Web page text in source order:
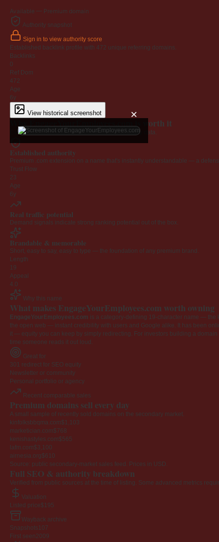
Available — Premium domain
Authority snapshot
Sign in to view authority score
Established backlink profile with 472 unique referring domains.
Backlinks
0
Ref Dom
472
Age
6y
View historical screenshot ×
Why EngageYourEmployees.com is worth it
Every claim below is backed by verified third-party data.
Established authority
Premium .com extension on a name that's instantly understandable — a
Trust Flow
23
Age
6y
Real traffic potential
Demand signals indicate strong ranking potential out of the box.
Brandable & memorable
Short, easy to say, easy to type — the foundation of any premium brand.
Length
19
Appeal
4.0
Why this name
What makes EngageYourEmployees.com worth owning
EngageYourEmployees.com is a category-defining 19-character name — the
the open web — instant credibility with users and Google alike. It has been
it — equity you can keep by simply redirecting. For investors building a
time someone reads it out loud.
Great for
301 redirect for SEO equity
Newsletter or community
Personal portfolio or agency
Recent comparable sales
Premium domains sell every day
A small sample of recently sold domains on the secondary market.
kinfolksbbqma.com$1,103
marketician.com$768
kenishastyles.com$565
lafm.com$3,100
airnesia.org$610
Source: public secondary-market sales feed. Prices in USD.
Full SEO & authority breakdown
Verified from public sources at the time of listing. Some advanced metrics
Valuation
Listed price$195
Wayback archive
Snapshots 107
First seen2009